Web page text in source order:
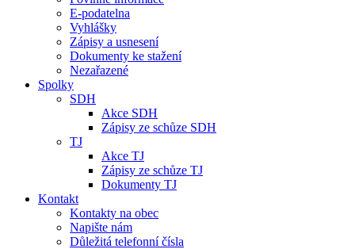
E-podatelna
Vyhlášky
Zápisy a usnesení
Dokumenty ke stažení
Nezařazené
Spolky
SDH
Akce SDH
Zápisy ze schůze SDH
TJ
Akce TJ
Zápisy ze schůze TJ
Dokumenty TJ
Kontakt
Kontakty na obec
Napište nám
Důležitá telefonní čísla